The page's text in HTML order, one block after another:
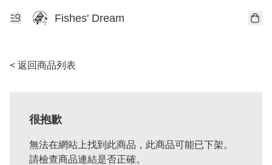
Fishes' Dream
< 返回商品列表
很抱歉
無法在網站上找到此商品，此商品可能已下架。
請檢查商品連結是否正確。